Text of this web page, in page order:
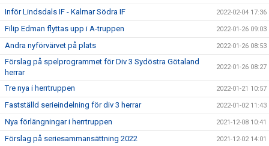
Inför Lindsdals IF - Kalmar Södra IF 2022-02-04 17:36
Filip Edman flyttas upp i A-truppen 2022-01-26 09:03
Andra nyförvärvet på plats 2022-01-26 08:53
Förslag på spelprogrammet för Div 3 Sydöstra Götaland
herrar
2022-01-26 08:27
Tre nya i herrtruppen 2022-01-21 10:57
Fastställd serieindelning för div 3 herrar 2022-01-02 11:43
Nya förlängningar i herrtruppen 2021-12-08 10:41
Förslag på seriesammansättning 2022 2021-12-02 14:01